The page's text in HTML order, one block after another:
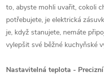
to, abyste mohli uvařit, cokoli
potřebujete, je elektrická
je, když stanujete, nemáte
vylepšit své běžné kuchyňské
Nastavitelná teplota -